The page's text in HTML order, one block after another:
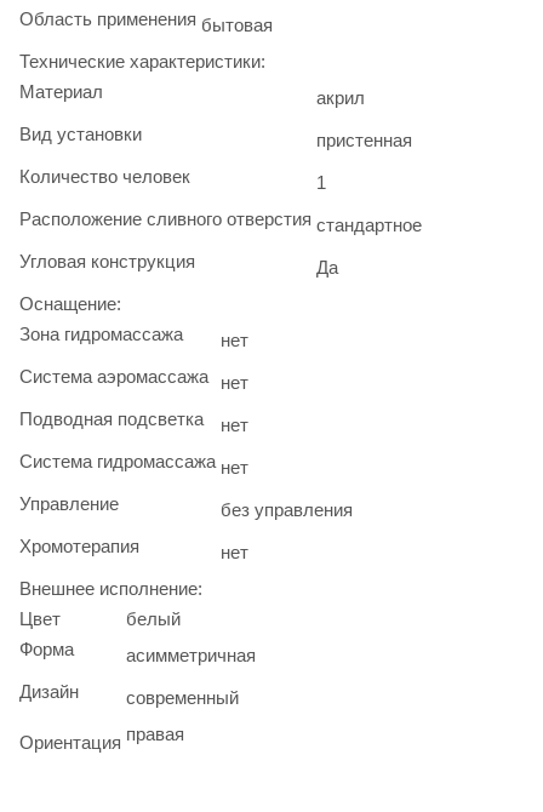
Область применения бытовая
Технические характеристики:
Материал
акрил
Вид установки
пристенная
Количество человек
1
Расположение сливного отверстия стандартное
Угловая конструкция
Да
Оснащение:
Зона гидромассажа
нет
Система аэромассажа
нет
Подводная подсветка
нет
Система гидромассажа нет
Управление
без управления
Хромотерапия
нет
Внешнее исполнение:
Цвет
белый
Форма
асимметричная
Дизайн
современный
Ориентация правая